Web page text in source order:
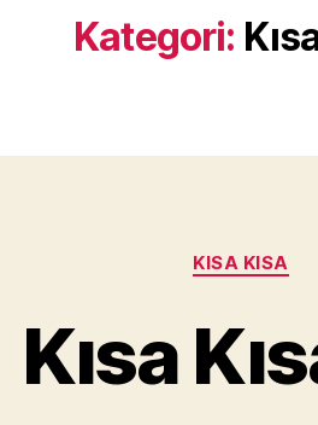
Kategori:
KISA KISA
Kısa
M